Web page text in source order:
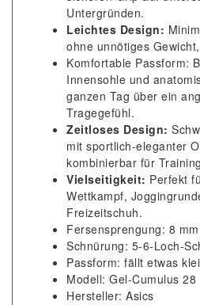
Untergründen.
Leichtes Design:
ohne unnötiges
Komfortable Passform:
Innensohle und
ganzen Tag über ein
Tragegefühl.
Zeitloses Design:
mit sportlich-eleganter
kombinierbar für
Vielseitigkeit: Perfekt
Wettkampf,
Freizeitschuh.
Fersensprengung: 8 mm
Schnürung: 5-6-Loch-
Passform: fällt etwas
Modell: Gel-Cumulus 28
Hersteller: Asics